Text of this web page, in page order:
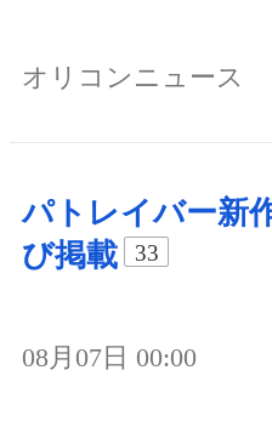
オリコンニュース
パトレイバー新
び掲載
33
08月07日 00:00